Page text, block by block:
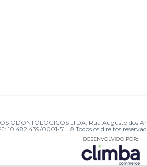
ODONTOLOGICOS LTDA, Rua Augusto dos
10.482.439/0001-51 | © Todos os direitos